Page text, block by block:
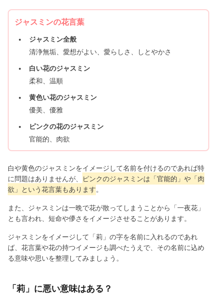
ジャスミンの花言葉
ジャスミン全般
清浄無垢、愛想がよい、愛らしさ、しとやかさ
白い花のジャスミン
柔和、温順
黄色い花のジャスミン
優美、優雅
ピンクの花のジャスミン
官能的、肉欲
白や黄色のジャスミンをイメージして名前を付けるのであれば特
に問題はありませんが、
ピンクのジャスミンは「官能的」や「肉
欲」という花言葉もあります。
また、ジャスミンは一晩で花が散ってしまうことから「一夜花」
とも言われ、短命や儚さをイメージさせることがあります。
ジャスミンをイメージして「莉」の字を名前に入れるのであれ
ば、花言葉や花の持つイメージも調べたうえで、その名前に込め
る意味や思いを整理してみましょう。
「莉」に悪い意味はある？